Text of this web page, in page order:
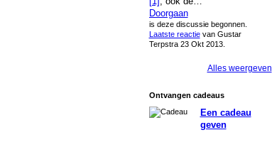
Doorgaan
is deze discussie begonnen.
Laatste reactievan Gustar
Terpstra 23 Okt 2013.
Alles weergeven
Ontvangen cadeaus
Een cadeau
geven